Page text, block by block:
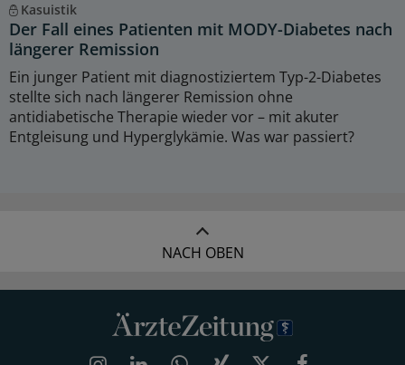
Kasuistik
Der Fall eines Patienten mit MODY-Diabetes nach
längerer Remission
Ein junger Patient mit diagnostiziertem Typ-2-Diabetes
stellte sich nach längerer Remission ohne
antidiabetische Therapie wieder vor – mit akuter
Entgleisung und Hyperglykämie. Was war passiert?
NACH OBEN